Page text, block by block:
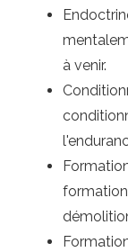
à venir.
formation